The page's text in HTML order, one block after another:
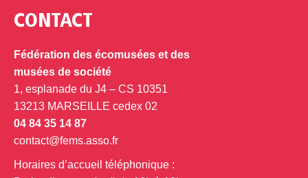
CONTACT
Fédération des écomusées et des
musées de société
1, esplanade du J4 – CS 10351
13213 MARSEILLE cedex 02
04 84 35 14 87
contact@fems.asso.fr
Horaires d’accueil téléphonique :